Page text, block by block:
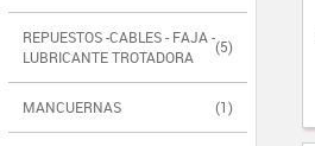
REPUESTOS -CABLES - FAJA -
LUBRICANTE TROTADORA
(5)
MANCUERNAS (1)